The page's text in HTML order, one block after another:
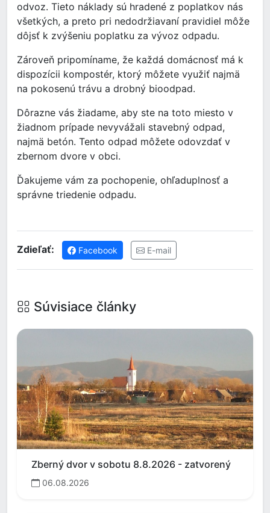
odvoz. Tieto náklady sú hradené z poplatkov nás
všetkých, a preto pri nedodržiavaní pravidiel môže
dôjsť k zvýšeniu poplatku za vývoz odpadu.
Zároveň pripomíname, že každá domácnosť má k
dispozícii kompostér, ktorý môžete využiť najmä
na pokosenú trávu a drobný bioodpad.
Dôrazne vás žiadame, aby ste na toto miesto v
žiadnom prípade nevyvážali stavebný odpad,
najmä betón. Tento odpad môžete odovzdať v
zbernom dvore v obci.
Ďakujeme vám za pochopenie, ohľaduplnosť a
správne triedenie odpadu.
Zdieľať: Facebook E-mail
Súvisiace články
Zberný dvor v sobotu 8.8.2026 - zatvorený
06.08.2026